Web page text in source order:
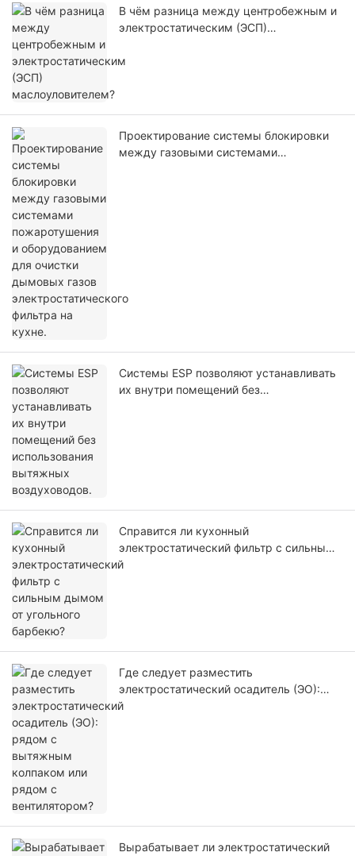
В чём разница между центробежным и
электростатическим (ЭСП)
Проектирование системы блокировки
между газовыми системами
Системы ESP позволяют устанавливать
их внутри помещений без
Справится ли кухонный
электростатический фильтр с сильным
дымом от угольного барбекю?
Где следует разместить
электростатический осадитель (ЭО):
рядом с вытяжным колпаком или
Вырабатывает ли электростатический